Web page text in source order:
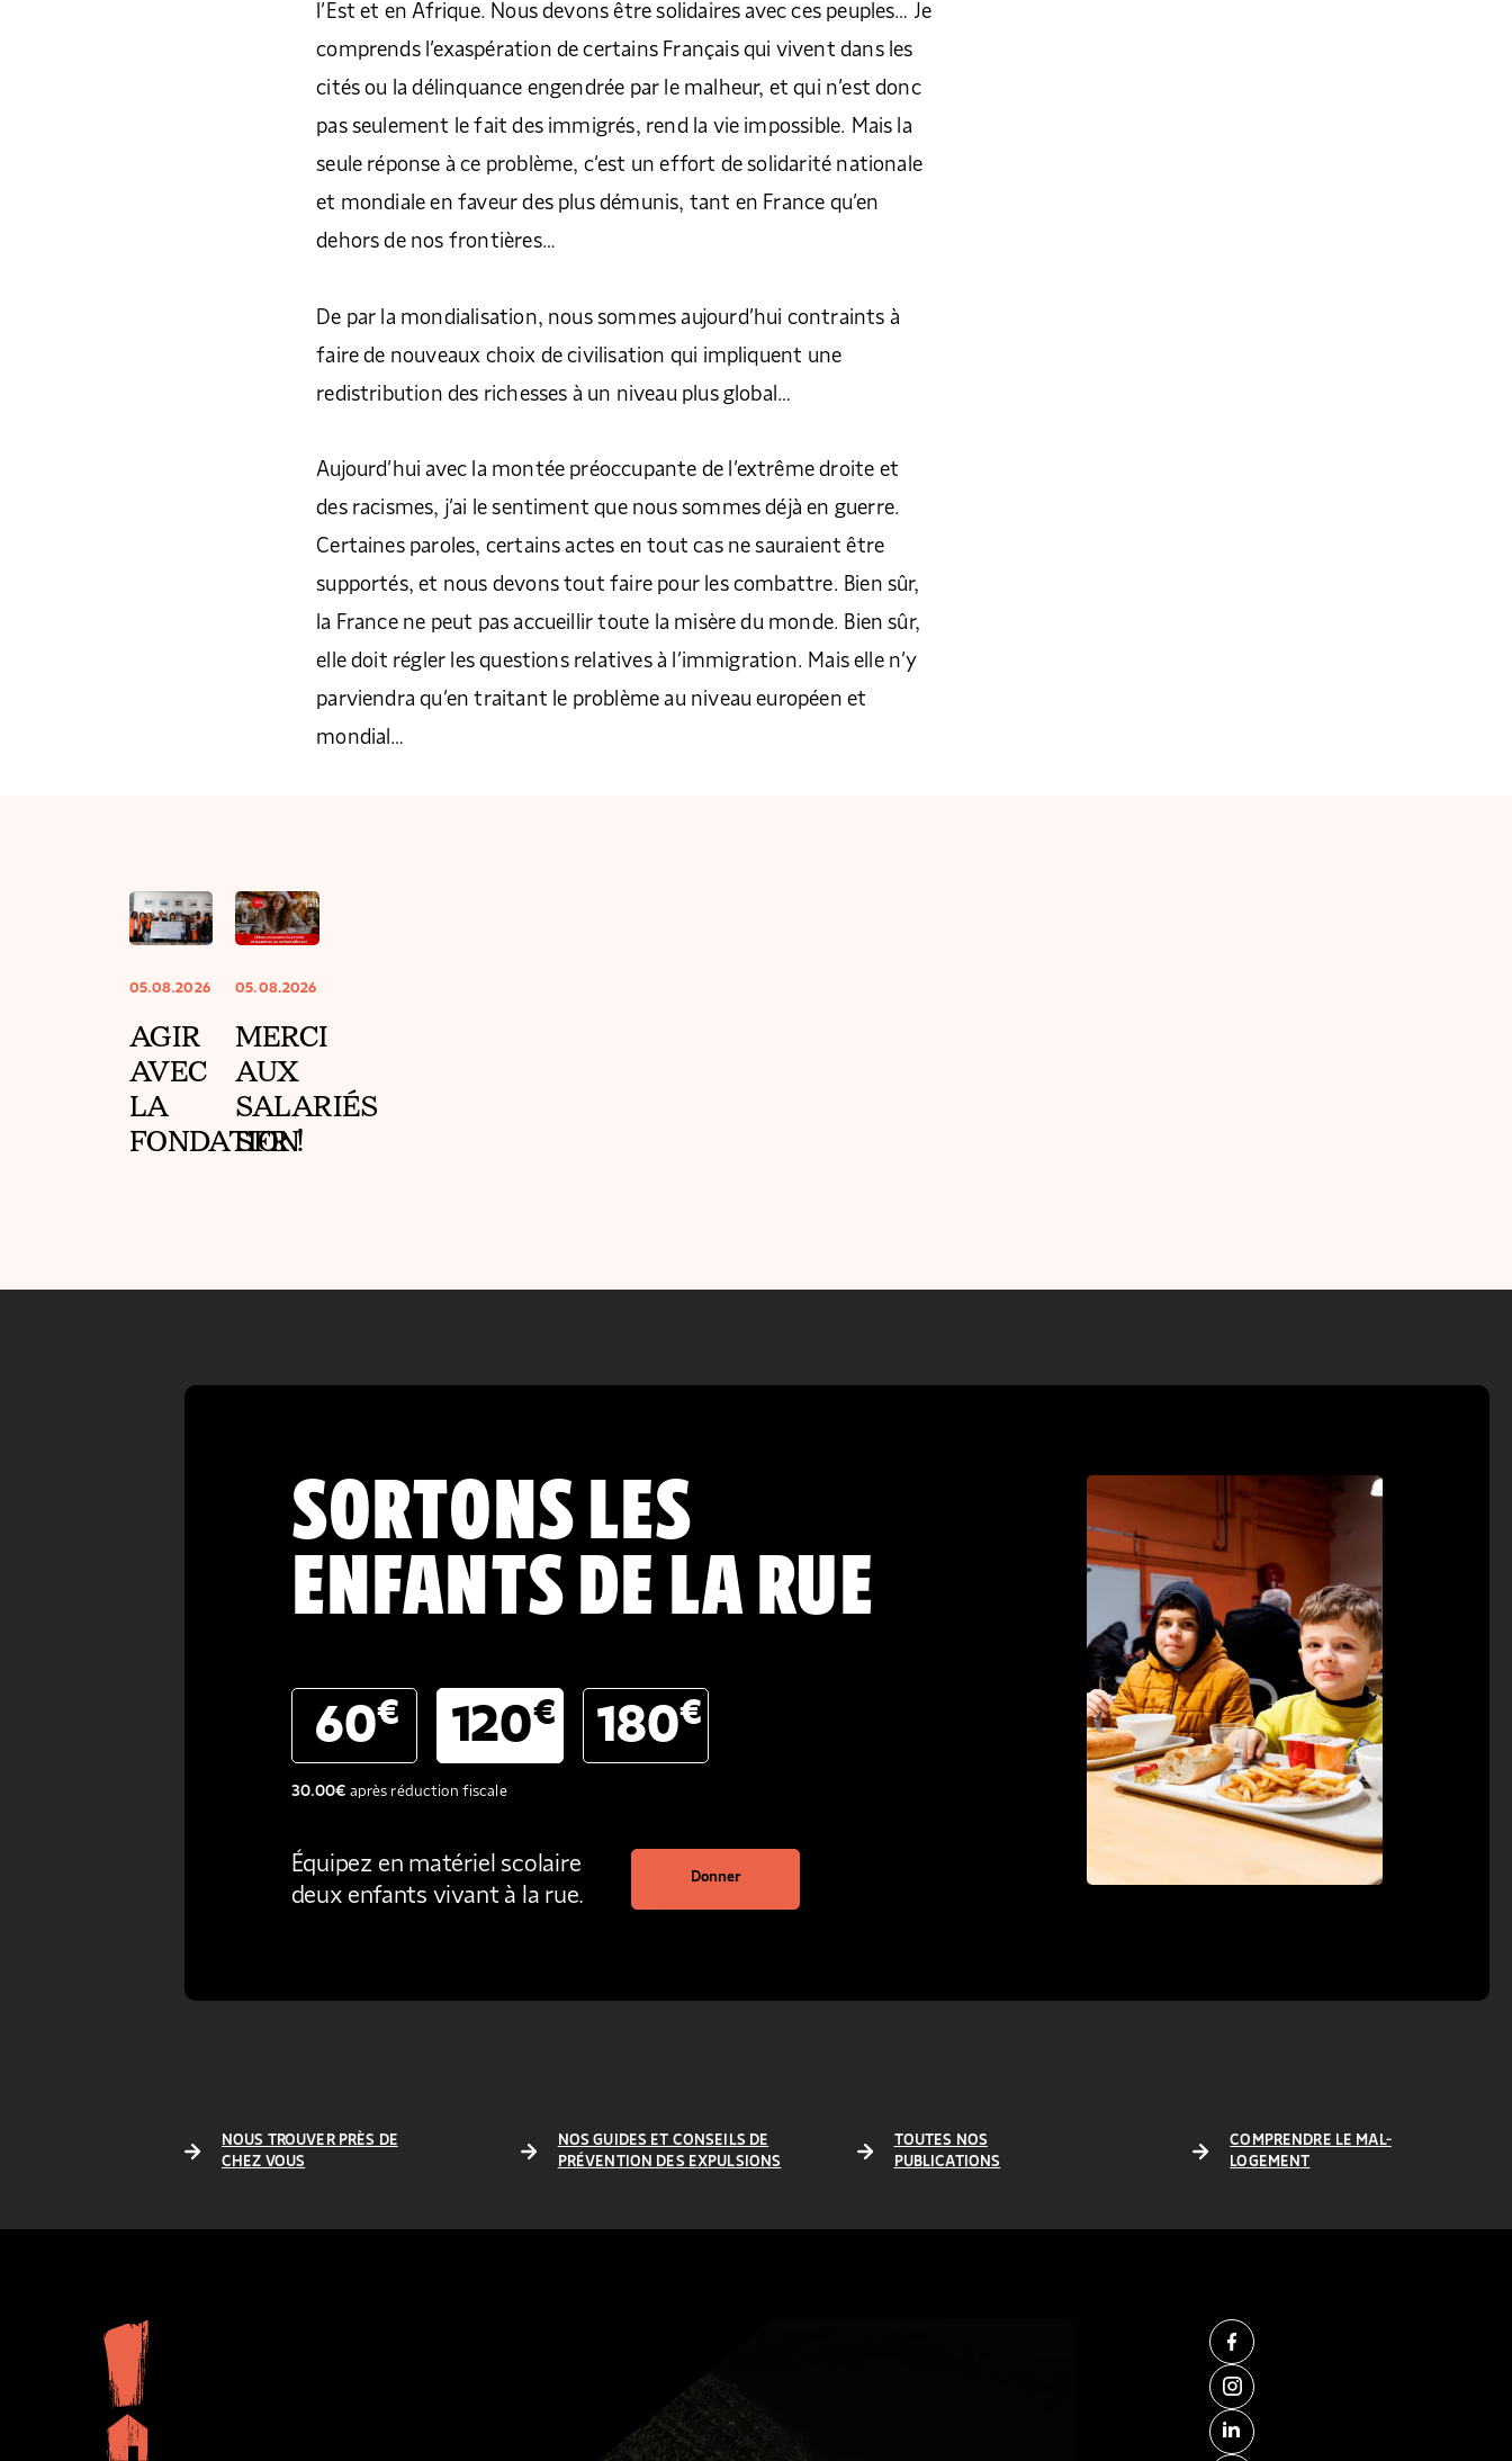
l’Est et en Afrique. Nous devons être solidaires avec ces peuples… Je
comprends l’exaspération de certains Français qui vivent dans les
cités ou la délinquance engendrée par le malheur, et qui n’est donc
pas seulement le fait des immigrés, rend la vie impossible. Mais la
seule réponse à ce problème, c’est un effort de solidarité nationale
et mondiale en faveur des plus démunis, tant en France qu’en
dehors de nos frontières…
De par la mondialisation, nous sommes aujourd’hui contraints à
faire de nouveaux choix de civilisation qui impliquent une
redistribution des richesses à un niveau plus global…
Aujourd’hui avec la montée préoccupante de l’extrême droite et
des racismes, j’ai le sentiment que nous sommes déjà en guerre.
Certaines paroles, certains actes en tout cas ne sauraient être
supportés, et nous devons tout faire pour les combattre. Bien sûr,
la France ne peut pas accueillir toute la misère du monde. Bien sûr,
elle doit régler les questions relatives à l’immigration. Mais elle n’y
parviendra qu’en traitant le problème au niveau européen et
mondial…
05.08.2026
AGIR
AVEC
LA
FONDATION
05.08.2026
MERCI
AUX
SALARIÉS
SFR !
SORTONS LES
ENFANTS DE LA RUE
60€ 120€ 180€
30.00€ après réduction fiscale
Équipez en matériel scolaire
deux enfants vivant à la rue.
Donner
NOUS TROUVER PRÈS DE
CHEZ VOUS
NOS GUIDES ET CONSEILS DE
PRÉVENTION DES EXPULSIONS
TOUTES NOS
PUBLICATIONS
COMPRENDRE LE MAL-
LOGEMENT